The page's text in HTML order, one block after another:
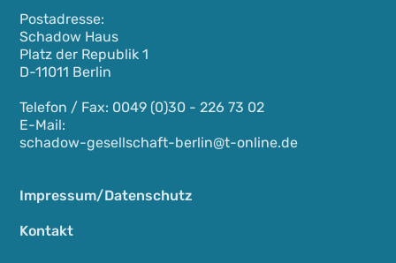
Postadresse:
Schadow Haus
Platz der Republik 1
D-11011 Berlin
Telefon / Fax: 0049 (0)30 - 226 73 02
E-Mail:
schadow-gesellschaft-berlin@t-online.de
Impressum/Datenschutz
Kontakt